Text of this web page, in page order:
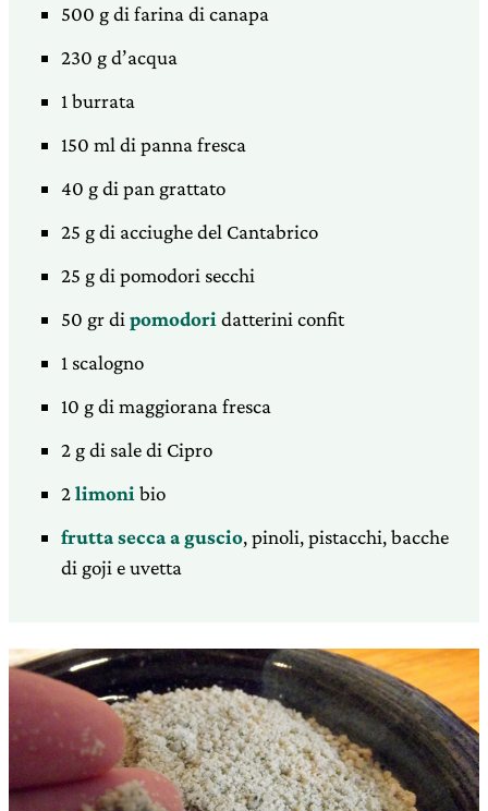
500 g di farina di canapa
230 g d’acqua
1 burrata
150 ml di panna fresca
40 g di pan grattato
25 g di acciughe del Cantabrico
25 g di pomodori secchi
50 gr di pomodori datterini confit
1 scalogno
10 g di maggiorana fresca
2 g di sale di Cipro
2limoni bio
frutta secca a guscio, pinoli, pistacchi, bacche
di goji e uvetta